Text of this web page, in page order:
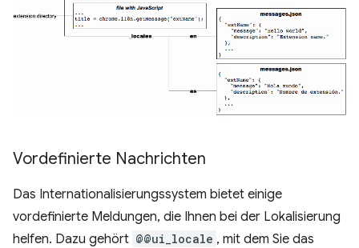
Vordefinierte Nachrichten
Das Internationalisierungssystem bietet einige
vordefinierte Meldungen, die Ihnen bei der Lokalisierung
helfen. Dazu gehört @@ui_locale , mit dem Sie das